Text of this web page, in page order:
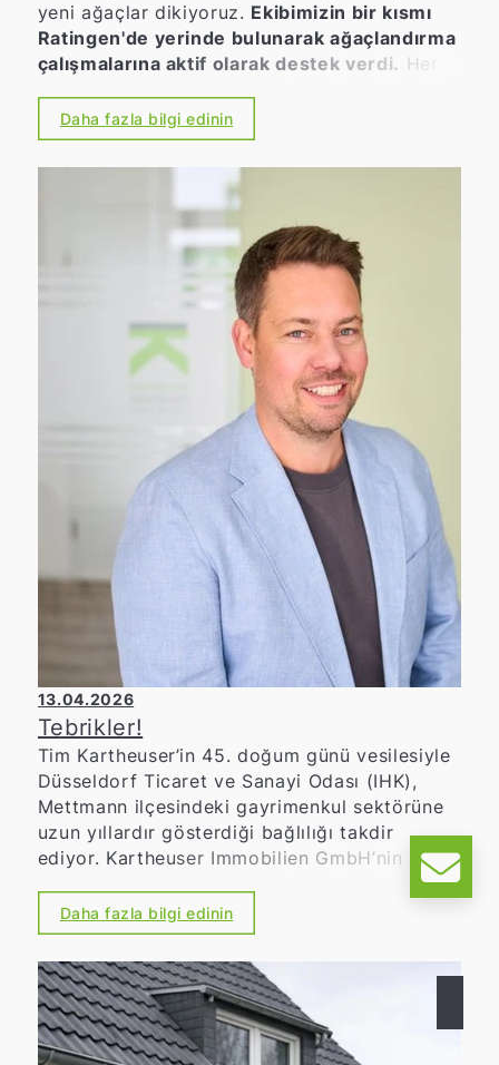
yeni ağaçlar dikiyoruz. Ekibimizin bir kısmı
Ratingen'de yerinde bulunarak ağaçlandırma
çalışmalarına aktif olarak destek verdi. Her
dikmelidir. Sürdürülebilirliğe ve çevre bilincine
büyük önem veren bir şirket olarak, aktif
olarak katkıda bulunmak istiyoruz. Çünkü
kalite, deneyim, memnun müşteriler – ve iyi
hissetmek – bizim için birbirinden ayrılamaz
bir bütün oluşturur. Bu sadece günlük işlerimiz
için değil, aynı zamanda çevre ve iklim
koruma için de geçerlidir. 👉 Bu nedenle,
ortağımız PLANT-MY-TREE® ile birlikte,
aracılık ettiğimiz her sözleşme için yeni bir
ağaç dikiyoruz.
Daha fazla bilgi edinin
13.04.2026
Tebrikler!
Tim Kartheuser’in 45. doğum günü vesilesiyle
Düsseldorf Ticaret ve Sanayi Odası (IHK),
Mettmann ilçesindeki gayrimenkul sektörüne
uzun yıllardır gösterdiği bağlılığı takdir
ediyor. Kartheuser Immobilien GmbH’nin
yönetici ortağı olarak, sağlam piyasa bilgisi,
girişimci güvenilirliği ve bölgeye olan güçlü
bağlılığıyla tanınıyor. Şirketiyle birlikte, hem
konut hem de ticari gayrimenkul alanında
profesyonel danışmanlık, şeffaf süreçler ve
müşterilerine kişisel destek sunmaya
odaklanmaktadır. Ayrıca, uzun yıllardır
Daha fazla bilgi edinin